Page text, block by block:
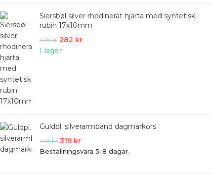
Siersbøl silver rhodinerat hjärta med syntetisk
rubin 17x10mm
375kr 282 kr
I lager
Guldpl. silverarmband dagmarkors
425kr 319 kr
Beställningsvara 5-8 dagar.